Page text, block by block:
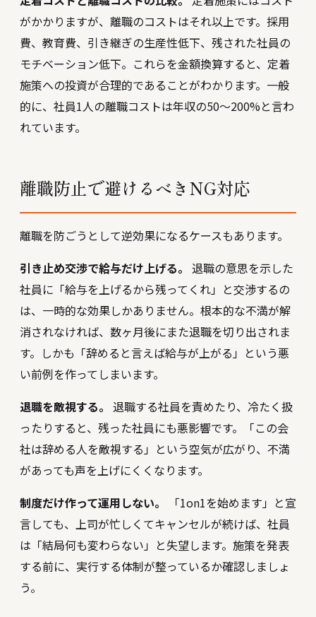
がかかりますが、離職のコストはそれ以上です。採用
費、教育費、引き継ぎの生産性低下、残された社員の
モチベーション低下。これらを金額換算すると、定着
施策への投資が合理的であることがわかります。一般
的に、社員1人の離職コストは年収の50〜200%と言わ
れています。
離職防止で避けるべきNG対応
離職を防ごうとして逆効果になるケースもあります。
引き止め交渉で給与だけ上げる。 退職の意思を示した
社員に「給与を上げるから残ってくれ」と交渉するの
は、一時的な効果しかありません。根本的な不満が解
消されなければ、数ヶ月後にまた退職を切り出されま
す。しかも「辞めると言えば給与が上がる」という悪
い前例を作ってしまいます。
退職を敵視する。 退職する社員を責めたり、冷たく扱
ったりすると、残った社員にも悪影響です。「この会
社は辞める人を敵視する」という空気が広がり、不満
があっても声を上げにくくなります。
制度だけ作って運用しない。
「1on1を始めます」と宣
言しても、上司が忙しくてキャンセルが続けば、社員
は「結局何も変わらない」と失望します。施策を発表
する前に、実行する体制が整っているか確認しましょ
う。